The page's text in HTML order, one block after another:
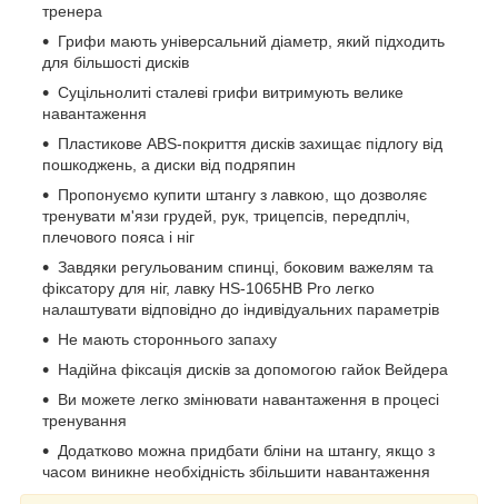
тренера
Грифи мають універсальний діаметр, який підходить
для більшості дисків
Суцільнолиті сталеві грифи витримують велике
навантаження
Пластикове ABS-покриття дисків захищає підлогу від
пошкоджень, а диски від подряпин
Пропонуємо купити штангу з лавкою, що дозволяє
тренувати м'язи грудей, рук, трицепсів, передпліч,
плечового пояса і ніг
Завдяки регульованим спинці, боковим важелям та
фіксатору для ніг, лавку HS-1065HB Pro легко
налаштувати відповідно до індивідуальних параметрів
Не мають стороннього запаху
Надійна фіксація дисків за допомогою гайок Вейдера
Ви можете легко змінювати навантаження в процесі
тренування
Додатково можна придбати бліни на штангу, якщо з
часом виникне необхідність збільшити навантаження